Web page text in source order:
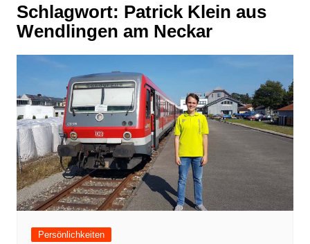
Schlagwort: Patrick Klein aus
Wendlingen am Neckar
Persönlichkeiten